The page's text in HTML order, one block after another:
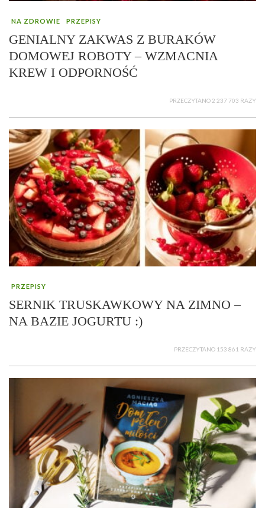
NA ZDROWIE PRZEPISY
GENIALNY ZAKWAS Z BURAKÓW
DOMOWEJ ROBOTY – WZMACNIA
KREW I ODPORNOŚĆ
PRZECZYTANO 2 237 703 RAZY
PRZEPISY
SERNIK TRUSKAWKOWY NA ZIMNO –
NA BAZIE JOGURTU :)
PRZECZYTANO 153 861 RAZY